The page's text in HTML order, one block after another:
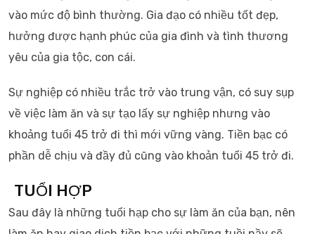
vào mức độ bình thường. Gia đạo có nhiều tốt đẹp,
hưởng được hạnh phúc của gia đình và tình thương
yêu của gia tộc, con cái.
Sự nghiệp có nhiều trắc trở vào trung vận, có suy sụp
về việc làm ăn và sự tạo lấy sự nghiệp nhưng vào
khoảng tuổi 45 trở đi thì mới vững vàng. Tiền bạc có
phần dễ chịu và đầy đủ cũng vào khoản tuổi 45 trở đi.
TUỔI HỢP
Sau đây là những tuổi hạp cho sự làm ăn của bạn, nên